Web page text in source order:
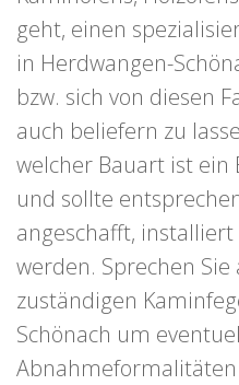
geht, einen
in Herdwangen-
bzw. sich von diesen
auch beliefern zu
welcher Bauart ist ein
und sollte
angeschafft,
werden. Sprechen
zuständigen
Schönach um